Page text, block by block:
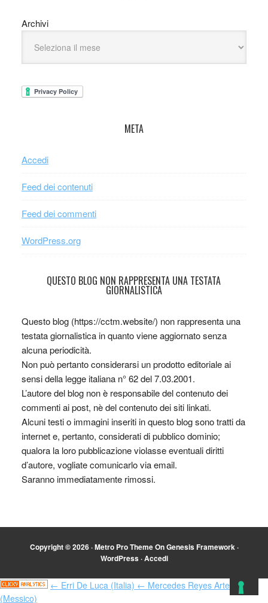
Archivi
META
Accedi
Feed dei contenuti
Feed dei commenti
WordPress.org
QUESTO BLOG NON RAPPRESENTA UNA TESTATA
GIORNALISTICA
Questo blog (https://cctm.website/) non rappresenta una
testata giornalistica in quanto viene aggiornato senza
alcuna periodicità.
Non può pertanto considerarsi un prodotto editoriale ai
sensi della legge italiana n° 62 del 7.03.2001.
L’autore del blog non è responsabile del contenuto dei
commenti ai post, nè del contenuto dei siti linkati.
Alcuni testi o immagini inseriti in questo blog sono tratti da
internet e, pertanto, considerati di pubblico dominio;
qualora la loro pubblicazione violasse eventuali diritti
d’autore, vogliate comunicarlo via email.
Saranno immediatamente rimossi.
Copyright © 2026 ·Metro Pro ThemeOnGenesis Framework·
WordPress·Accedi
← Erri De Luca (Italia) ← Mercedes Reyes Arteaga
(Messico)